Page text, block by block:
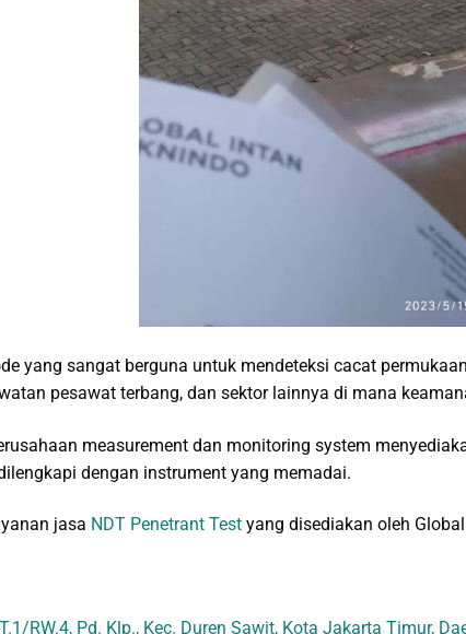
yang sangat berguna untuk mendeteksi cacat
pesawat terbang, dan sektor lainnya di mana
measurement dan monitoring system
dengan instrument yang memadai.
jasa NDT Penetrant Test yang disediakan oleh
RW.4, Pd. Klp., Kec. Duren Sawit, Kota Jakarta Timur,